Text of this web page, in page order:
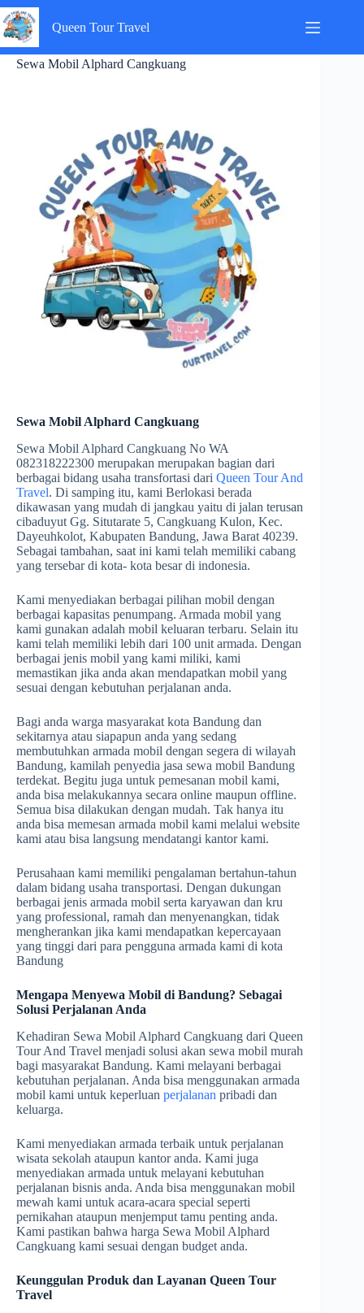
Skip
to
content
Queen Tour Travel
Sewa Mobil Alphard Cangkuang
Sewa Mobil Alphard Cangkuang
Sewa Mobil Alphard Cangkuang No WA
082318222300 merupakan merupakan bagian dari
berbagai bidang usaha transfortasi dari Queen Tour And
Travel. Di samping itu, kami Berlokasi berada
dikawasan yang mudah di jangkau yaitu di jalan terusan
cibaduyut Gg. Situtarate 5, Cangkuang Kulon, Kec.
Dayeuhkolot, Kabupaten Bandung, Jawa Barat 40239.
Sebagai tambahan, saat ini kami telah memiliki cabang
yang tersebar di kota- kota besar di indonesia.
Kami menyediakan berbagai pilihan mobil dengan
berbagai kapasitas penumpang. Armada mobil yang
kami gunakan adalah mobil keluaran terbaru. Selain itu
kami telah memiliki lebih dari 100 unit armada. Dengan
berbagai jenis mobil yang kami miliki, kami
memastikan jika anda akan mendapatkan mobil yang
sesuai dengan kebutuhan perjalanan anda.
Bagi anda warga masyarakat kota Bandung dan
sekitarnya atau siapapun anda yang sedang
membutuhkan armada mobil dengan segera di wilayah
Bandung, kamilah penyedia jasa sewa mobil Bandung
terdekat. Begitu juga untuk pemesanan mobil kami,
anda bisa melakukannya secara online maupun offline.
Semua bisa dilakukan dengan mudah. Tak hanya itu
anda bisa memesan armada mobil kami melalui website
kami atau bisa langsung mendatangi kantor kami.
Perusahaan kami memiliki pengalaman bertahun-tahun
dalam bidang usaha transportasi. Dengan dukungan
berbagai jenis armada mobil serta karyawan dan kru
yang professional, ramah dan menyenangkan, tidak
mengherankan jika kami mendapatkan kepercayaan
yang tinggi dari para pengguna armada kami di kota
Bandung
Mengapa Menyewa Mobil di Bandung? Sebagai
Solusi Perjalanan Anda
Kehadiran Sewa Mobil Alphard Cangkuang dari Queen
Tour And Travel menjadi solusi akan sewa mobil murah
bagi masyarakat Bandung. Kami melayani berbagai
kebutuhan perjalanan. Anda bisa menggunakan armada
mobil kami untuk keperluan perjalanan pribadi dan
keluarga.
Kami menyediakan armada terbaik untuk perjalanan
wisata sekolah ataupun kantor anda. Kami juga
menyediakan armada untuk melayani kebutuhan
perjalanan bisnis anda. Anda bisa menggunakan mobil
mewah kami untuk acara-acara special seperti
pernikahan ataupun menjemput tamu penting anda.
Kami pastikan bahwa harga Sewa Mobil Alphard
Cangkuang kami sesuai dengan budget anda.
Keunggulan Produk dan Layanan Queen Tour
Travel